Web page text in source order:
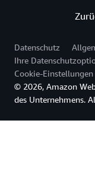
Datenschutz
Ihre
Cookie-Einstellungen
© 2026, Amazon
des Unternehmens.